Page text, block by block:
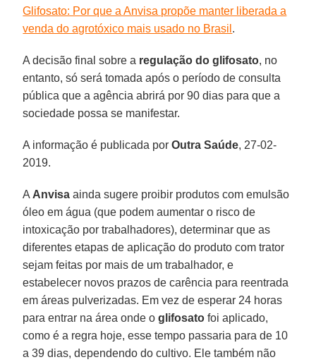
Glifosato: Por que a Anvisa propõe manter liberada a
venda do agrotóxico mais usado no Brasil .
A decisão final sobre a regulação do glifosato, no
entanto, só será tomada após o período de consulta
pública que a agência abrirá por 90 dias para que a
sociedade possa se manifestar.
A informação é publicada porOutra Saúde, 27-02-
2019.
A Anvisa ainda sugere proibir produtos com emulsão
óleo em água (que podem aumentar o risco de
intoxicação por trabalhadores), determinar que as
diferentes etapas de aplicação do produto com trator
sejam feitas por mais de um trabalhador, e
estabelecer novos prazos de carência para reentrada
em áreas pulverizadas. Em vez de esperar 24 horas
para entrar na área onde oglifosato foi aplicado,
como é a regra hoje, esse tempo passaria para de 10
a 39 dias, dependendo do cultivo. Ele também não